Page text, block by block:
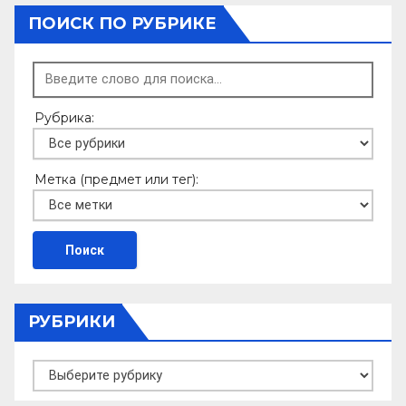
ПОИСК ПО РУБРИКЕ
Рубрика:
Метка (предмет или тег):
РУБРИКИ
Рубрики